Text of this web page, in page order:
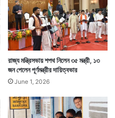
রাজ্য মন্ত্রিসভায় শপথ নিলেন ৩৫ মন্ত্রী, ১৩
জন পেলেন পূর্ণমন্ত্রীর দায়িত্বভার
June 1, 2026